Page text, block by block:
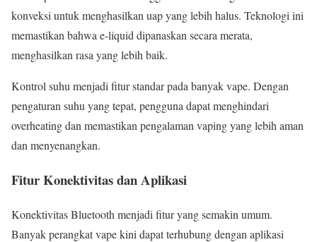
konveksi untuk menghasilkan uap yang lebih halus. Teknologi ini
memastikan bahwa e-liquid dipanaskan secara merata,
menghasilkan rasa yang lebih baik.
Kontrol suhu menjadi fitur standar pada banyak vape. Dengan
pengaturan suhu yang tepat, pengguna dapat menghindari
overheating dan memastikan pengalaman vaping yang lebih aman
dan menyenangkan.
Fitur Konektivitas dan Aplikasi
Konektivitas Bluetooth menjadi fitur yang semakin umum.
Banyak perangkat vape kini dapat terhubung dengan aplikasi